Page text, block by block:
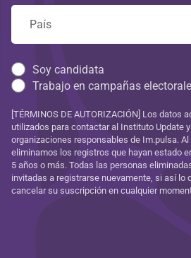
Soy candidata
Trabajo en campañas
[TÉRMINOS DE AUTORIZACIÓN] Los datos
utilizados para contactar al Instituto Update y
organizaciones responsables de Im.pulsa. Al
eliminamos los registros que hayan estado
5 años o más. Todas las personas
invitadas a registrarse nuevamente, si así lo
cancelar su suscripción en cualquier